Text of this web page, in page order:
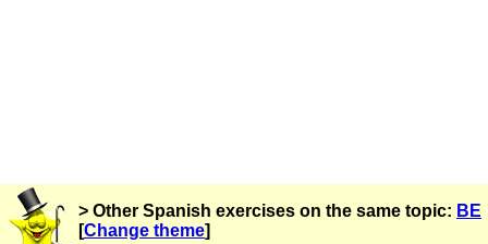
> Other Spanish exercises on the same topic: BE
[Change theme]